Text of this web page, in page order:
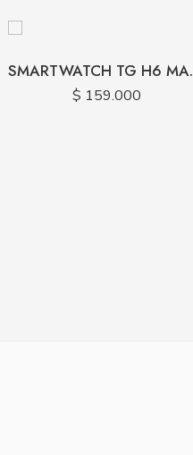
$ 159.000